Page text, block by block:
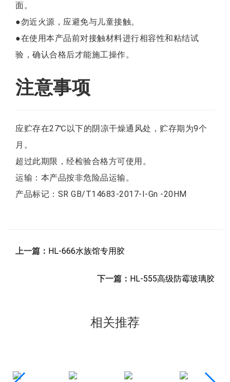
面。
●勿近火源，应避免与儿童接触。
●在使用本产品前对接触材料进行相容性和粘结试
验，确认合格后才能施工操作。
注意事项
应贮存在27℃以下的阴凉干燥通风处，贮存期为9个
月。
超过此期限，经检验合格方可使用。
运输：本产品按非危险品运输。
产品标记：SR GB/T14683-2017-I-Gn -20HM
上一篇： HL-666水族馆专用胶
下一篇： HL-555高级防霉玻璃胶
相关推荐